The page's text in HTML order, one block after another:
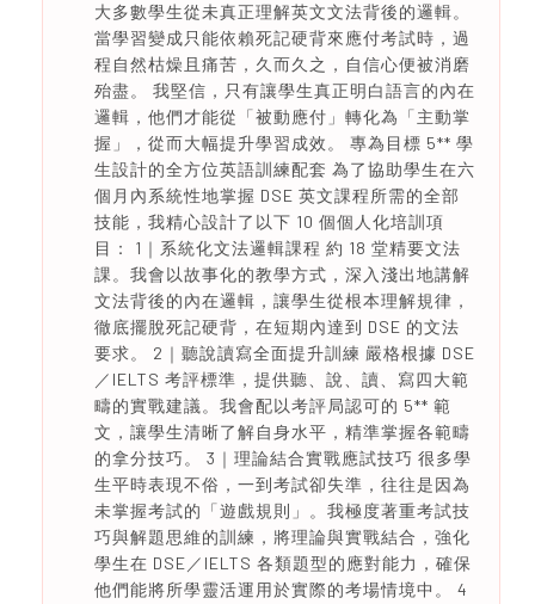
大多數學生從未真正理解英文文法背後的邏輯。
當學習變成只能依賴死記硬背來應付考試時，過
程自然枯燥且痛苦，久而久之，自信心便被消磨
殆盡。 我堅信，只有讓學生真正明白語言的內在
邏輯，他們才能從「被動應付」轉化為「主動掌
握」，從而大幅提升學習成效。 專為目標 5** 學
生設計的全方位英語訓練配套 為了協助學生在六
個月內系統性地掌握 DSE 英文課程所需的全部
技能，我精心設計了以下 10 個個人化培訓項
目： 1｜系統化文法邏輯課程 約 18 堂精要文法
課。我會以故事化的教學方式，深入淺出地講解
文法背後的內在邏輯，讓學生從根本理解規律，
徹底擺脫死記硬背，在短期內達到 DSE 的文法
要求。 2｜聽說讀寫全面提升訓練 嚴格根據 DSE
／IELTS 考評標準，提供聽、說、讀、寫四大範
疇的實戰建議。我會配以考評局認可的 5** 範
文，讓學生清晰了解自身水平，精準掌握各範疇
的拿分技巧。 3｜理論結合實戰應試技巧 很多學
生平時表現不俗，一到考試卻失準，往往是因為
未掌握考試的「遊戲規則」。我極度著重考試技
巧與解題思維的訓練，將理論與實戰結合，強化
學生在 DSE／IELTS 各類題型的應對能力，確保
他們能將所學靈活運用於實際的考場情境中。 4